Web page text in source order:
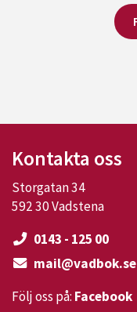
Kontakta oss
Storgatan 34
592 30 Vadstena
0143 - 125 00
mail@vadbok.se
Följ oss på: Facebook